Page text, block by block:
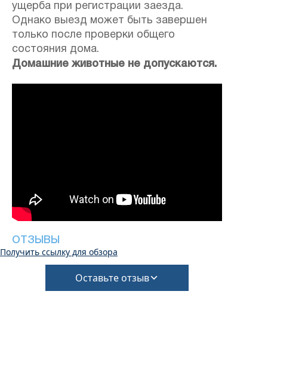
ущерба при регистрации заезда.
Однако выезд может быть завершен
только после проверки общего
состояния дома.
Домашние животные не допускаются.
ОТЗЫВЫ
Получить ссылку для обзора
Оставьте отзыв